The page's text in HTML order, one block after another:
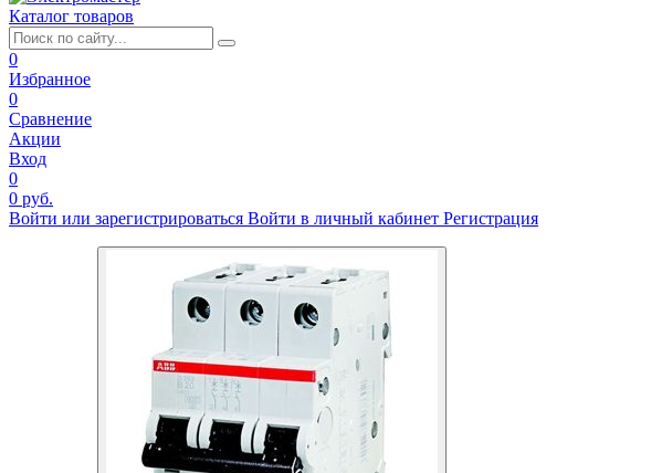
Каталог товаров
0
Избранное
0
Сравнение
Акции
Вход
0
0 руб.
Войти или зарегистрироваться Войти в личный кабинет Регистрация